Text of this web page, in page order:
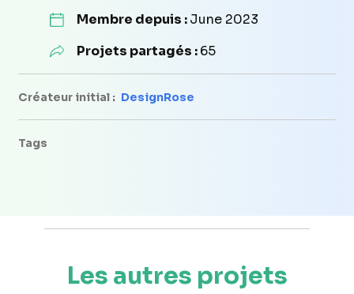
Membre depuis :June 2023
Projets partagés :65
Créateur initial : DesignRose
Tags
Les autres projets